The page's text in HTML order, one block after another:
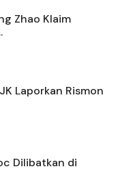
Zhao Klaim
Laporkan Rismon
Dilibatkan di